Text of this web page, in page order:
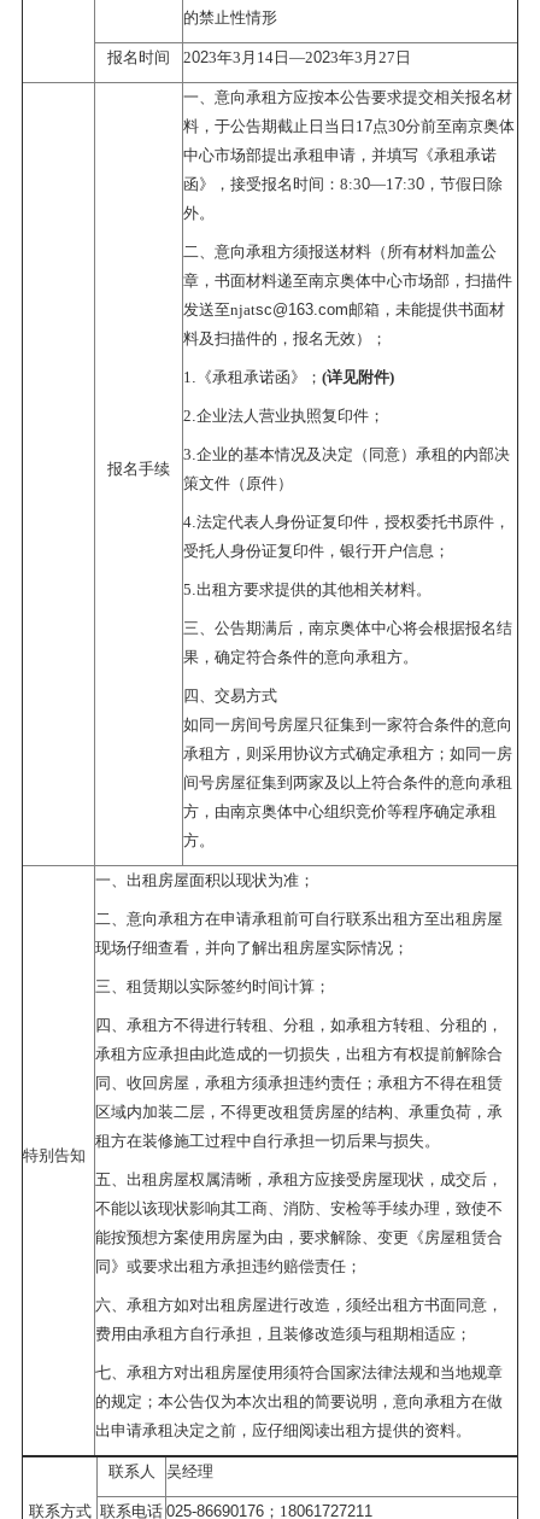
的禁止性情形
报名时间 2023年3 月 14 日 —2023年3 月 27 日
报名手续
一、意向承租方应按本公告要求提交相关报名材
料，于公告期截止日当日 1 7点30分前至南京奥体
中心市场部提出承租申请，并填写《承租承诺
函》，接受报名时间： 8:30—1 7:30 ，节假日除
外。
二、意向承租方须报送材料（所有材料加盖公
章，书面材料递至南京奥体中心市场部，扫描件
发送至njatsc@163.com邮箱，未能提供书面材
料及扫描件的，报名无效）；
1 《承租承诺函》； (详见附件)
2 企业法人营业执照复印件；
3 企业的基本情况及决定（同意）承租的内部决
策文件（原件）
4 法定代表人身份证复印件，授权委托书原件，
受托人身份证复印件，银行开户信息；
5 出租方要求提供的其他相关材料。
三、公告期满后，南京奥体中心将会根据报名结
果，确定符合条件的意向承租方。
四、交易方式
如同一房间号房屋只征集到一家符合条件的意向
承租方，则采用协议方式确定承租方；如同一房
间号房屋征集到两家及以上符合条件的意向承租
方，由南京奥体中心组织竞价等程序确定承租
方。
特别告知
一、出租房屋面积以现状为准；
二、意向承租方在申请承租前可自行联系出租方至出租房屋
现场仔细查看，并向了解出租房屋实际情况；
三、租赁期以实际签约时间计算；
四、承租方不得进行转租、分租，如承租方转租、分租的，
承租方应承担由此造成的一切损失，出租方有权提前解除合
同、收回房屋，承租方须承担违约责任；承租方不得在租赁
区域内加装二层，不得更改租赁房屋的结构、承重负荷，承
租方在装修施工过程中自行承担一切后果与损失。
五、出租房屋权属清晰，承租方应接受房屋现状，成交后，
不能以该现状影响其工商、消防、安检等手续办理，致使不
能按预想方案使用房屋为由，要求解除、变更《房屋租赁合
同》或要求出租方承担违约赔偿责任；
六、承租方如对出租房屋进行改造，须经出租方书面同意，
费用由承租方自行承担，且装修改造须与租期相适应；
七、承租方对出租房屋使用须符合国家法律法规和当地规章
的规定；本公告仅为本次出租的简要说明，意向承租方在做
出申请承租决定之前，应仔细阅读出租方提供的资料。
联系方式
联系人 吴经理
联系电话 025-86690176 ； 1 8061727211